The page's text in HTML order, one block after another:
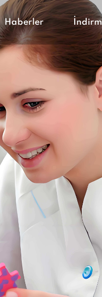
Haberler
Bloglar
Şirket Haberleri